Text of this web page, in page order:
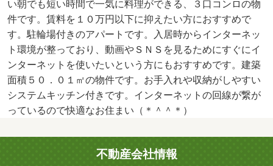
い朝でも短い時間で一気に料理ができる、３口コンロの物
件です。賃料を１０万円以下に抑えたい方におすすめで
す。駐輪場付きのアパートです。入居時からインターネッ
ト環境が整っており、動画やＳＮＳを見るためにすぐにイ
ンターネットを使いたいという方にもおすすめです。建築
面積５０．０１㎡の物件です。お手入れや収納がしやすい
システムキッチン付きです。インターネットの回線が繋が
っているので快適なお住まい（＊＾＾＊）
不動産会社情報